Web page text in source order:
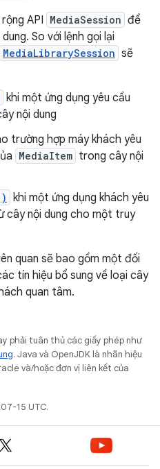
API MediaSession để
So với lệnh gọi lại
MediaLibrarySession sẽ
khi một ứng dụng yêu cầu
nội dung
trường hợp máy khách yêu
MediaItem trong cây nội
khi một ứng dụng khách yêu
cây nội dung cho một truy
quan sẽ bao gồm một đối
tín hiệu bổ sung về loại cây
quan tâm.
phải tuân thủ các giấy phép như
. Java và OpenJDK là nhãn hiệu
và/hoặc đơn vị liên kết của
15 UTC.